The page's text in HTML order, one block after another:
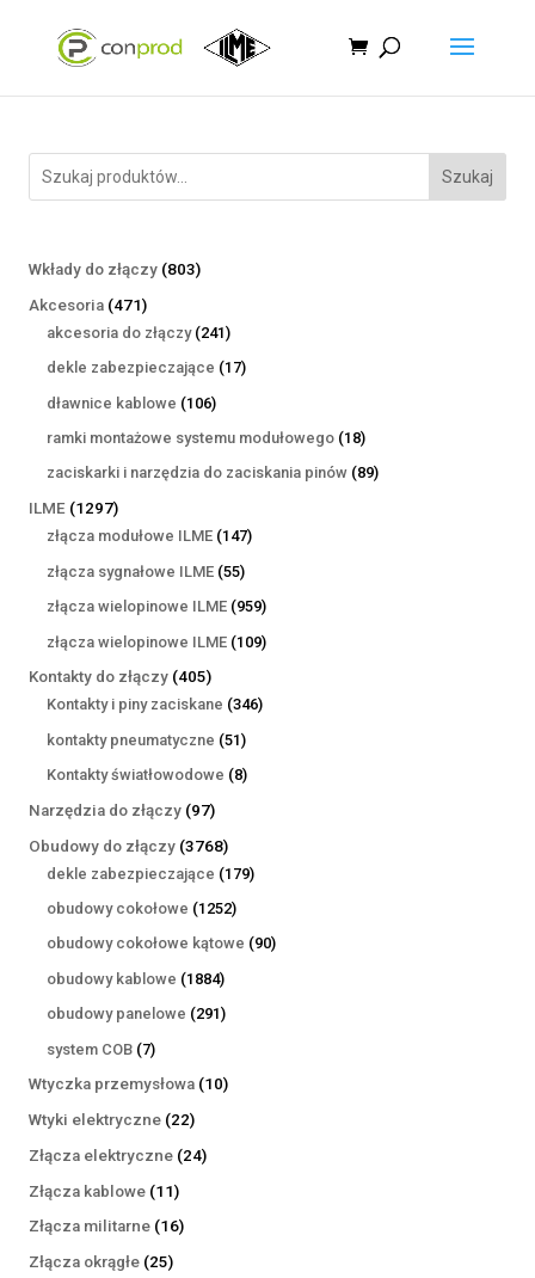
Szukaj
Wkłady do złączy 803803
Akcesoria 471471
produktów
akcesoria do złączy 241241
produktów
dekle zabezpieczające 1717
dławnice kablowe 106106
produktów
ramki montażowe systemu modułowego 1818
produktów
zaciskarki i narzędzia do zaciskania pinów 8989
ILME 12971297
produktów
złącza modułowe ILME 147147
złącza sygnałowe ILME 5555
produktów
złącza wielopinowe ILME 959959
produktów
złącza wielopinowe ILME 109109
Kontakty do złączy 405405
produktów
Kontakty i piny zaciskane 346346
kontakty pneumatyczne 5151
produktów
Kontakty światłowodowe 88
Narzędzia do złączy 9797
produktów
Obudowy do złączy 37683768
produktów
dekle zabezpieczające 179179
obudowy cokołowe 12521252
produkty
obudowy cokołowe kątowe 9090
obudowy kablowe 18841884
produkty
obudowy panelowe 291291
system COB 77
produktów
Wtyczka przemysłowa 1010
Wtyki elektryczne 2222
produkty
Złącza elektryczne 2424
Złącza kablowe 1111
produktów
Złącza militarne 1616
Złącza okrągłe 2525